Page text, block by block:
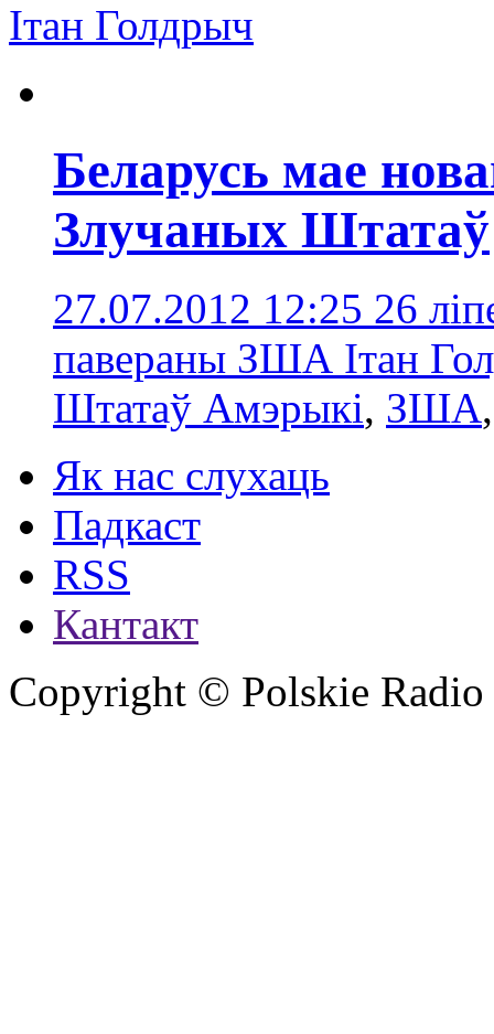
Ітан Голдрыч
Беларусь мае
Злучаных Штатаў
27.07.2012 12:25 26
павераны ЗША Ітан
Штатаў Амэрыкі, ЗША
Як нас слухаць
Падкаст
RSS
Кантакт
Copyright © Polskie